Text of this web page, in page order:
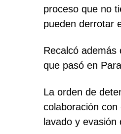
proceso que no
pueden derrotar
Recalcó
que pasó en
La orden de
colaboración
lavado y